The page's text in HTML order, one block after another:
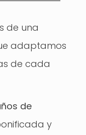
de una
adaptamos
de cada
de
y